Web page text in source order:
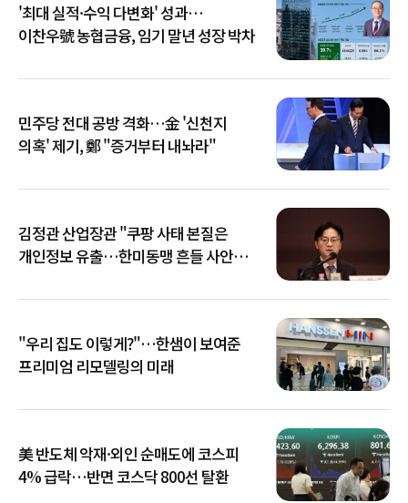
'최대 실적·수익 다변화' 성과…
이찬우號 농협금융, 임기 말년 성장 박차
민주당 전대 공방 격화…金 '신천지
의혹' 제기, 鄭 "증거부터 내놔라"
김정관 산업장관 "쿠팡 사태 본질은
개인정보 유출…한미동맹 흔들 사안
"우리 집도 이렇게?"…한샘이 보여준
프리미엄 리모델링의 미래
美 반도체 악재·외인 순매도에 코스피
4% 급락…반면 코스닥 800선 탈환